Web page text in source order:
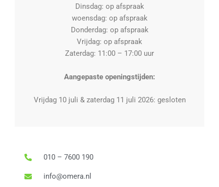
Dinsdag: op afspraak
woensdag: op afspraak
Donderdag: op afspraak
Vrijdag: op afspraak
Zaterdag: 11:00 – 17:00 uur
Aangepaste openingstijden:
Vrijdag 10 juli & zaterdag 11 juli 2026: gesloten
010 – 7600 190
info@omera.nl